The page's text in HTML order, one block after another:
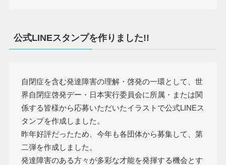
公式LINEスタンプを作りました!!
自閉症を含む発達障害の理解・啓発の一環として、世
界自閉症啓発デー・日本実行委員会に所属・または関
係する皆様から応募いただいたイラストで公式LINEス
タンプを作成しました。
昨年好評だったため、今年も各団体から募集して、第
二弾を作成しました。
発達障害のある方々が多彩な才能を発揮する機会とす